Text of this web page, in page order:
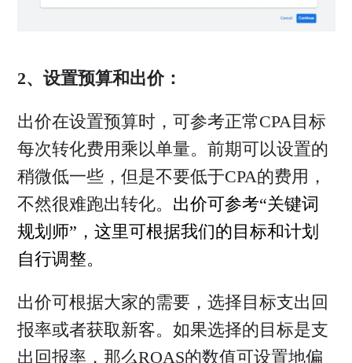
2、设置预算和出价：
出价在设置预算时，可参考正常CPA目标
每次转化费用乘以单量。前期可以设置的
稍微低一些，但是不要低于CPA的费用，
不然很难跑出转化。 出价可参考“关键词
规划师”，这里可根据我们的目标和计划
自行调整。
出价可根据大家的需要，选择目标支出回
报率或者获取新客。如果选择的目标是支
出回报率，那么ROAS的数值可设置地偏